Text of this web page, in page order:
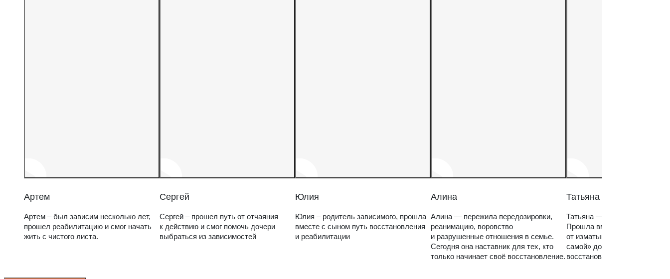
Артем
Артем – был зависим несколько лет,
прошел реабилитацию и смог начать
жить с чистого листа.
Сергей
Сергей – прошел путь от отчаяния
к действию и смог помочь дочери
выбраться из зависимостей
Юлия
Юлия – родитель зависимого, прошла
вместе с сыном путь восстановления
и реабилитации
Алина
Алина — пережила передозировки,
реанимацию, воровство
и разрушенные отношения в семье.
Сегодня она наставник для тех, кто
только начинает своё восстановление.
Татьяна
Татьяна — мама зависимого
Прошла вместе с ним путь
от изматывающих попыток
самой» до спокойного,
восстановления семьи.